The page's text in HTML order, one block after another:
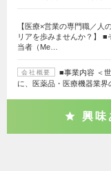
【医療×営業の専門職／人
リアを歩みませんか？】 ■
当者（Me…
会社概要
■事業内容 ＜
に、医薬品・医療機器業
興味